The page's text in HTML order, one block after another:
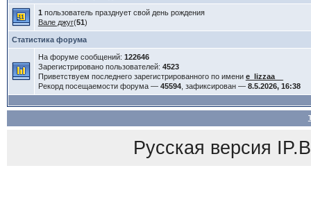
1 пользователь празднует свой день рождения
Вале джуг(51)
Статистика форума
На форуме сообщений: 122646
Зарегистрировано пользователей: 4523
Приветствуем последнего зарегистрированного по имени e_lizzaa__
Рекорд посещаемости форума — 45594, зафиксирован — 8.5.2026, 16:38
Русская версия